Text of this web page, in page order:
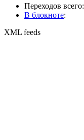
Переходов всего:
В блокноте:
XML feeds